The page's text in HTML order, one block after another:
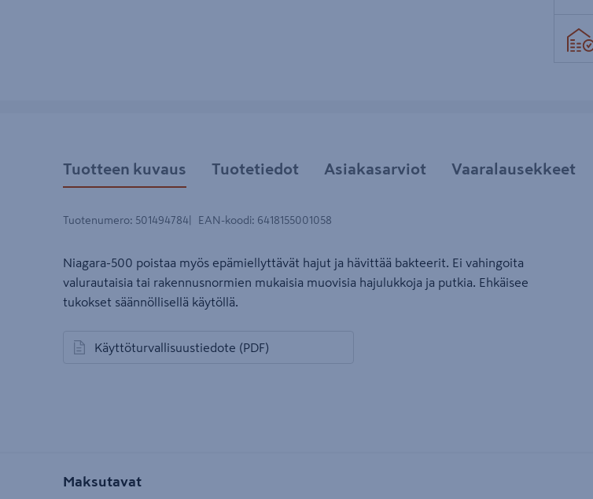
Tuotteen kuvaus Tuotetiedot Asiakasarviot Vaaralausekkeet
Tuotenumero: 501494784 EAN-koodi: 6418155001058
Niagara-500 poistaa myös epämiellyttävät hajut ja hävittää bakteerit. Ei vahingoita
valurautaisia tai rakennusnormien mukaisia muovisia hajulukkoja ja putkia. Ehkäisee
tukokset säännöllisellä käytöllä.
Käyttöturvallisuustiedote (PDF)
avautuu uuteen välilehteen
Maksutavat